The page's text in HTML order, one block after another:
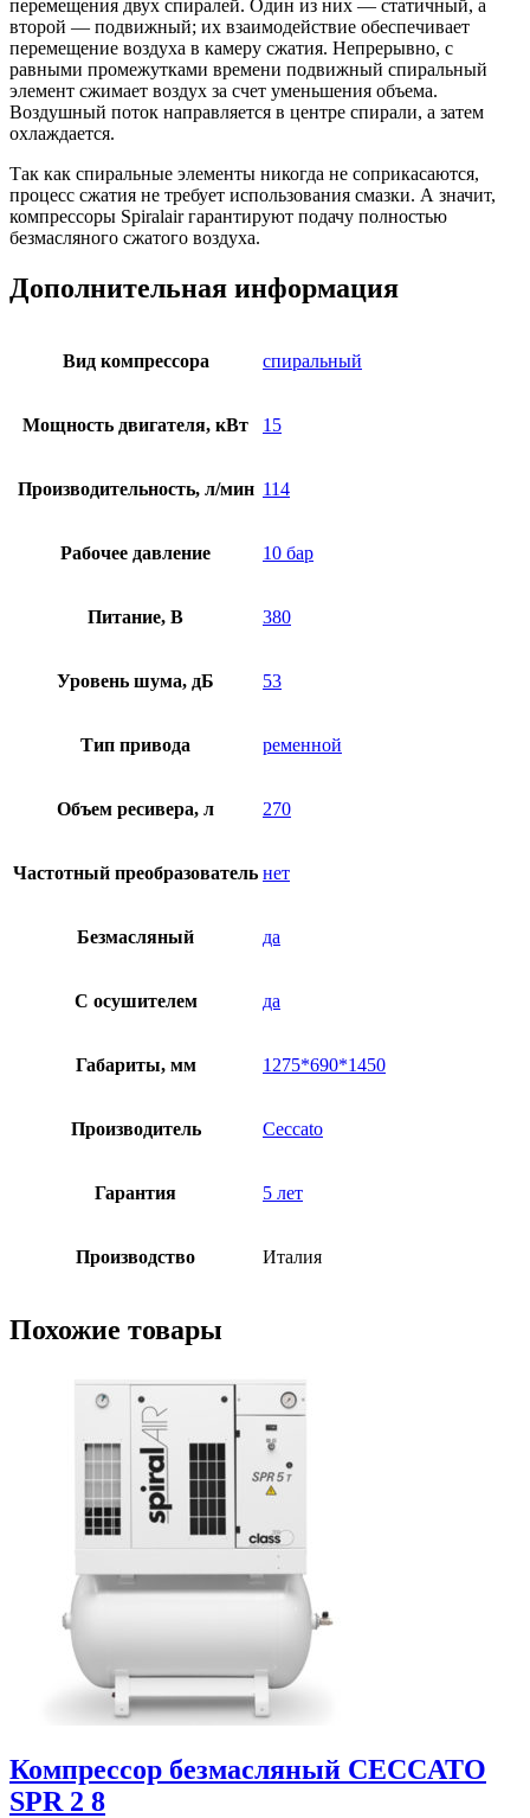
перемещения двух спиралей. Один из них — статичный, а
второй — подвижный; их взаимодействие обеспечивает
перемещение воздуха в камеру сжатия. Непрерывно, с
равными промежутками времени подвижный спиральный
элемент сжимает воздух за счет уменьшения объема.
Воздушный поток направляется в центре спирали, а затем
охлаждается.
Так как спиральные элементы никогда не соприкасаются,
процесс сжатия не требует использования смазки. А значит,
компрессоры Spiralair гарантируют подачу полностью
безмасляного сжатого воздуха.
Дополнительная информация
Вид компрессора спиральный
Мощность двигателя, кВт 15
Производительность, л/мин 114
Рабочее давление 10 бар
Питание, В 380
Уровень шума, дБ 53
Тип привода ременной
Объем ресивера, л 270
Частотный преобразователь нет
Безмасляный да
C осушителем да
Габариты, мм 1275*690*1450
Производитель Ceccato
Гарантия 5 лет
Производство Италия
Похожие товары
Компрессор безмасляный CECCATO
SPR 2 8